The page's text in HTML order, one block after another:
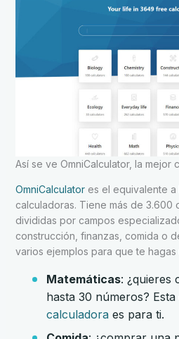
Así se ve OmniCalculator, la mejor
OmniCalculatores el equivalente a
calculadoras. Tiene más de 3.600
divididas por campos
construcción, finanzas, comida o
varios ejemplos para que te
Matemáticas: ¿quieres
hasta 30 números? Esta
calculadoraes para ti.